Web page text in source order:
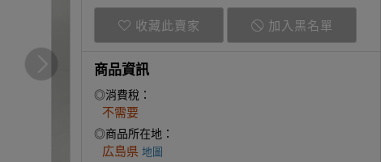
收藏此賣家 加入黑名單
商品資訊
◎消費稅：
不需要
◎商品所在地：
広島県 地圖